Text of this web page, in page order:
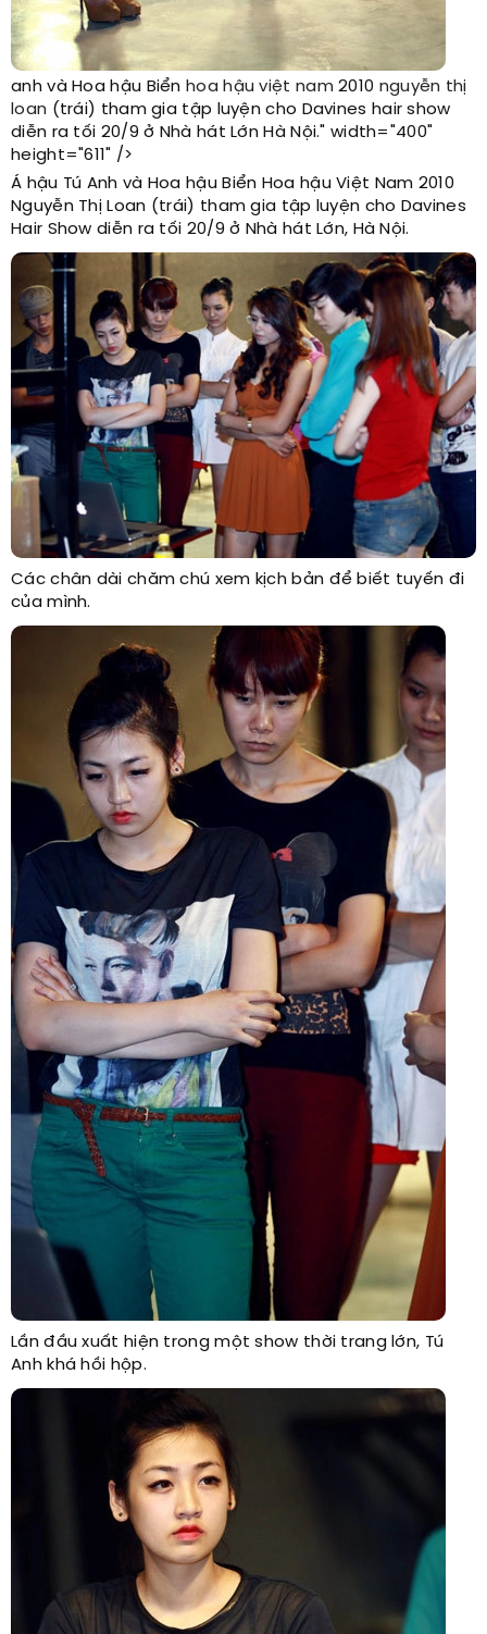
anh và Hoa hậu Biểnhoa hậu việt nam2010 nguyễn thị
loan (trái) tham gia tập luyện cho Davines hair show
diễn ra tối 20/9 ở Nhà hát Lớn Hà Nội." width="400"
height="611" />
Á hậu Tú Anh và Hoa hậu Biển Hoa hậu Việt Nam 2010
Nguyễn Thị Loan (trái) tham gia tập luyện cho Davines
Hair Show diễn ra tối 20/9 ở Nhà hát Lớn, Hà Nội.
Các chân dài chăm chú xem kịch bản để biết tuyến đi
của mình.
Lần đầu xuất hiện trong một show thời trang lớn, Tú
Anh khá hồi hộp.